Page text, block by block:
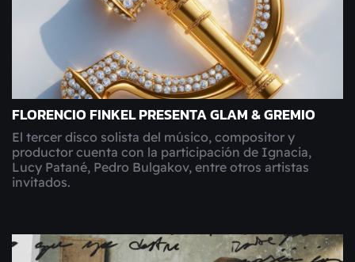
FLORENCIO FINKEL PRESENTA GLAM & GREMIO
El tercer disco solista del músico, compositor y
productor cuenta con la participación de Ignacia,
Lucy Patané, Pedro Bulgakov, entre otros artistas
invitados.